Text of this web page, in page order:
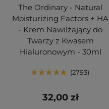
The Ordinary - Natural
Moisturizing Factors + HA
- Krem Nawilżający do
Twarzy z Kwasem
Hialuronowym - 30ml
2793
32,00 zł